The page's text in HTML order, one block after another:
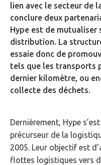
lien avec le secteur de
conclure deux
Hype est de
distribution. La
essaie donc de
tels que les transports
dernier kilomètre, ou
collecte des déchets.
Dernièrement, Hype
précurseur de la
2005. Leur objectif est
flottes logistiques vers